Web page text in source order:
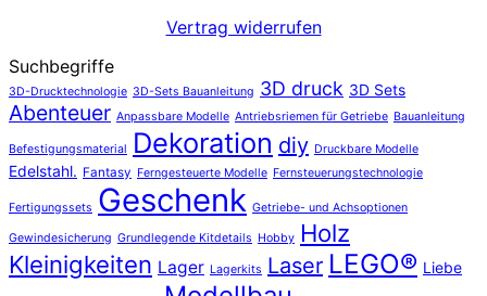
Vertrag widerrufen
Suchbegriffe
3D-Drucktechnologie 3D-Sets Bauanleitung 3D druck 3D Sets
Abenteuer Anpassbare Modelle Antriebsriemen für Getriebe Bauanleitung
Befestigungsmaterial Dekoration diy Druckbare Modelle
Edelstahl. Fantasy Ferngesteuerte Modelle Fernsteuerungstechnologie
Fertigungssets Geschenk Getriebe- und Achsoptionen
Gewindesicherung Grundlegende Kitdetails Hobby Holz
Kleinigkeiten Lager Lagerkits Laser LEGO® Liebe